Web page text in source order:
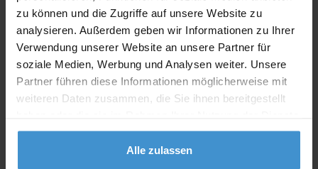
zu können und die Zugriffe auf unsere Website zu
analysieren. Außerdem geben wir Informationen zu Ihrer
Verwendung unserer Website an unsere Partner für
soziale Medien, Werbung und Analysen weiter. Unsere
Partner führen diese Informationen möglicherweise mit
weiteren Daten zusammen, die Sie ihnen bereitgestellt
gesammelt haben.
Alle zulassen
Muster bestellen
Produktinformationen zu diesem Werbeartikel
Artikelnummer:
FNM00089
Artikelname: